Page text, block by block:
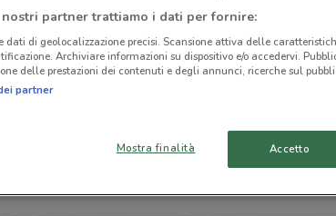
nostri partner trattiamo i dati per fornire:
dati di geolocalizzazione precisi. Scansione attiva delle
Archiviare informazioni su dispositivo e/o accedervi.
delle prestazioni dei contenuti e degli annunci, ricerche sul
partner
Mostra finalità Accetto